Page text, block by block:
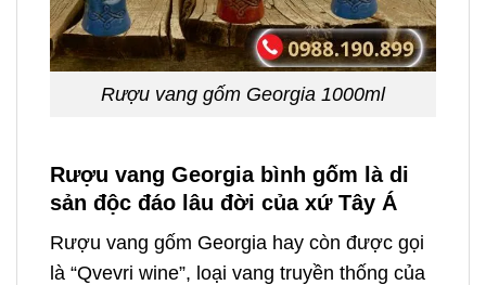
Rượu vang gốm Georgia 1000ml
Rượu vang Georgia bình gốm là di
sản độc đáo lâu đời của xứ Tây Á
Rượu vang gốm Georgia hay còn được gọi
là “Qvevri wine”, loại vang truyền thống của